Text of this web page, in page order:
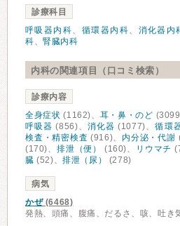
診療科目
呼吸器内科、 循環器内科、 消化器内
科、腎臓内科
内科の関連項目（口コミ検索）
診療内容
全身症状 (1162)、 耳・鼻・のど
呼吸器 (856)、 消化器 (1077)、循環
検査・精密検査 (916)、 内分泌・代謝
(170)、排泄（便） (160)、 リウマチ
臓 (52)、排泄（尿） (278)
病気
かぜ(6468)
発熱、頭痛、腹痛、だるさ、咳、吐き